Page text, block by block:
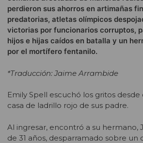
perdieron sus ahorros en artimañas
predatorias, atletas olímpicos
victorias por funcionarios corruptos,
hijos e hijas caídos en batalla y un
por el mortífero fentanilo.
*Traducción: Jaime Arrambide
Emily Spell escuchó los gritos
casa de ladrillo rojo de sus padre.
Al ingresar, encontró a su hermano,
de 31 años, desparramado sobre un